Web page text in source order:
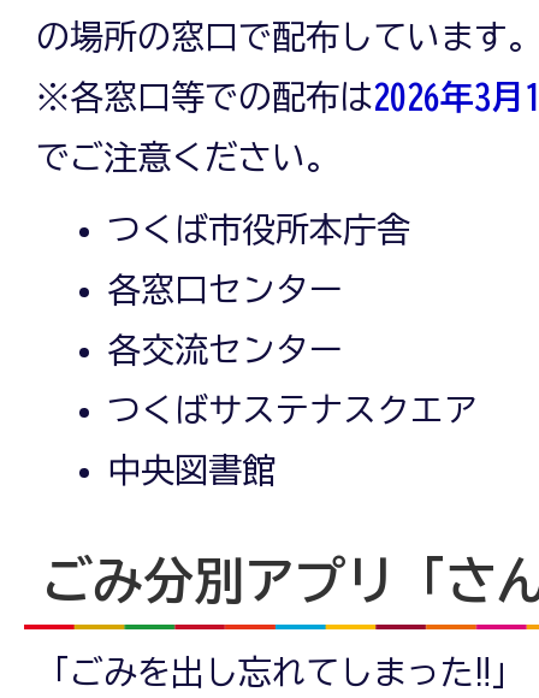
の場所の窓口で配布しています
※各窓口等での配布は2026年3月
でご注意ください。
つくば市役所本庁舎
各窓口センター
各交流センター
つくばサステナスクエア
中央図書館
ごみ分別アプリ「さ
「ごみを出し忘れてしまった‼